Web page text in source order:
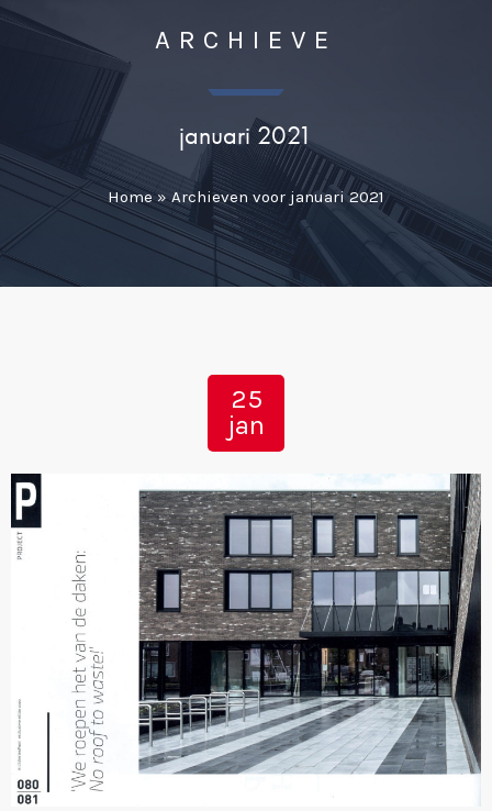
ARCHIEVE
januari 2021
Home»Archieven voor januari 2021
25
jan